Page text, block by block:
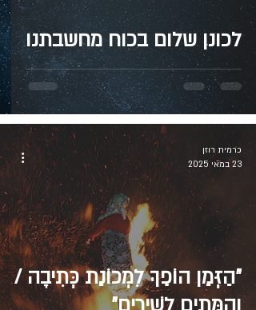
לכונן שלום בכוח מחשבתנו
"הַזְּמַן הוֹפֵךְ לִמְכוֹנַת כְּתִיבָה /
כרמית רוזן
23 במאי 2025